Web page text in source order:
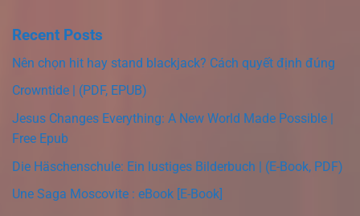
Recent Posts
Nên chọn hit hay stand blackjack? Cách quyết định đúng
Crowntide | (PDF, EPUB)
Jesus Changes Everything: A New World Made Possible |
Free Epub
Die Häschenschule: Ein lustiges Bilderbuch | (E-Book, PDF)
Une Saga Moscovite : eBook [E-Book]